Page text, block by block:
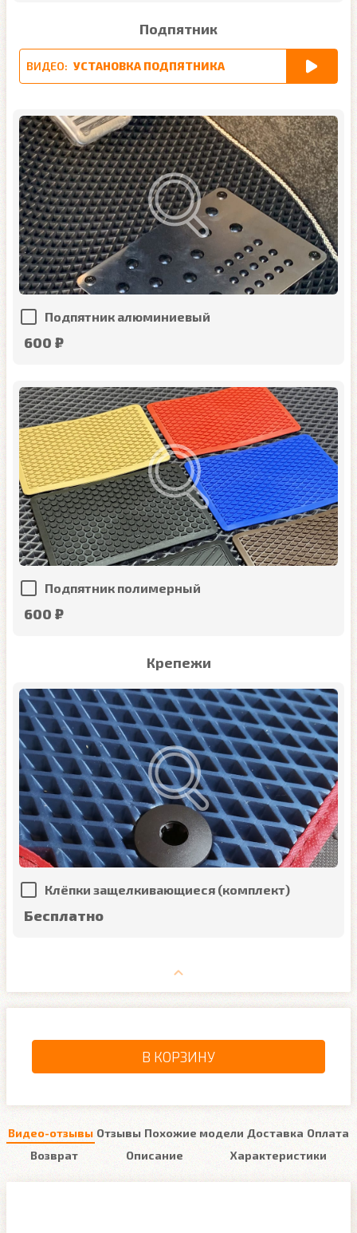
Подпятник
ВИДЕО: УСТАНОВКА ПОДПЯТНИКА
Подпятник алюминиевый
600 ₽
Подпятник полимерный
600 ₽
Крепежи
Клёпки защелкивающиеся (комплект)
Бесплатно
В КОРЗИНУ
Видео-отзывы Отзывы Похожие модели Доставка Оплата
Возврат
Описание Характеристики